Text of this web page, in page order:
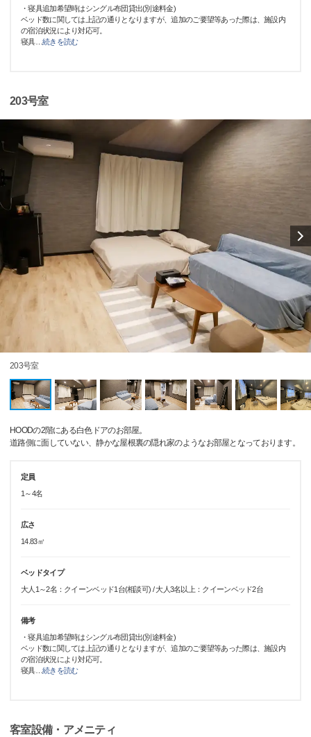
・寝具追加希望時はシングル布団貸出(別途料金)
ベッド数に関しては上記の通りとなりますが、追加のご要望等あった際は、施設内
の宿泊状況により対応可。
寝具… 続きを読む
203号室
203号室
HOODの2階にある白色ドアのお部屋。
道路側に面していない、静かな屋根裏の隠れ家のようなお部屋となっております。
定員
1～4名
広さ
14.83㎡
ベッドタイプ
大人1～2名：クイーンベッド1台(相談可) / 大人3名以上：クイーンベッド2台
備考
・寝具追加希望時はシングル布団貸出(別途料金)
ベッド数に関しては上記の通りとなりますが、追加のご要望等あった際は、施設内
の宿泊状況により対応可。
寝具… 続きを読む
客室設備・アメニティ